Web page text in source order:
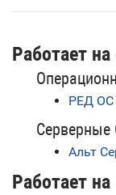
Работает
РЕД ОС
Серверные
Альт
Работает